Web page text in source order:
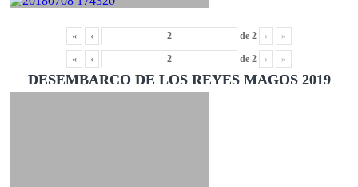
« ‹ de 2 › »
« ‹ de 2 › »
DESEMBARCO DE LOS REYES MAGOS 2019